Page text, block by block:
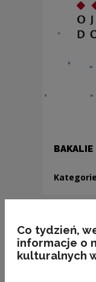
BAKALIE
Previous
Next slide
Co tydzień,
informacje o
kulturalnych